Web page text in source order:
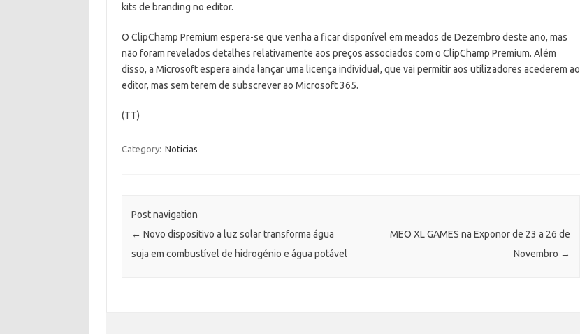
kits de branding no editor.
O ClipChamp Premium espera-se que venha a ficar disponível em meados de Dezembro deste ano, mas
não foram revelados detalhes relativamente aos preços associados com o ClipChamp Premium. Além
disso, a Microsoft espera ainda lançar uma licença individual, que vai permitir aos utilizadores acederem ao
editor, mas sem terem de subscrever ao Microsoft 365.
(TT)
Category: Noticias
Post navigation
← Novo dispositivo a luz solar transforma água
suja em combustível de hidrogénio e água potável
MEO XL GAMES na Exponor de 23 a 26 de
Novembro →